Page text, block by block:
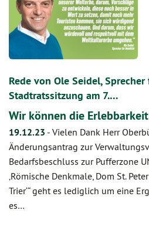
Rede von Ole Seidel,
Stadtratssitzung am 7.…
Wir können die
19.12.23 - Vielen Dank Herr
Änderungsantrag zur
Bedarfsbeschluss zur Pufferzone
‚Römische Denkmale, Dom St.
Trier‘“ geht es lediglich um eine
es…